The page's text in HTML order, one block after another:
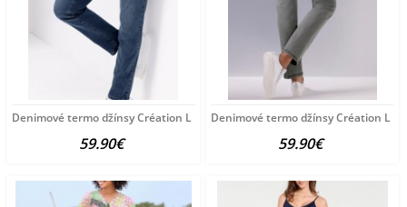
Denimové termo džínsy Création L Premium, tmavo
59.90€
Denimové termo džínsy Création L
59.90€